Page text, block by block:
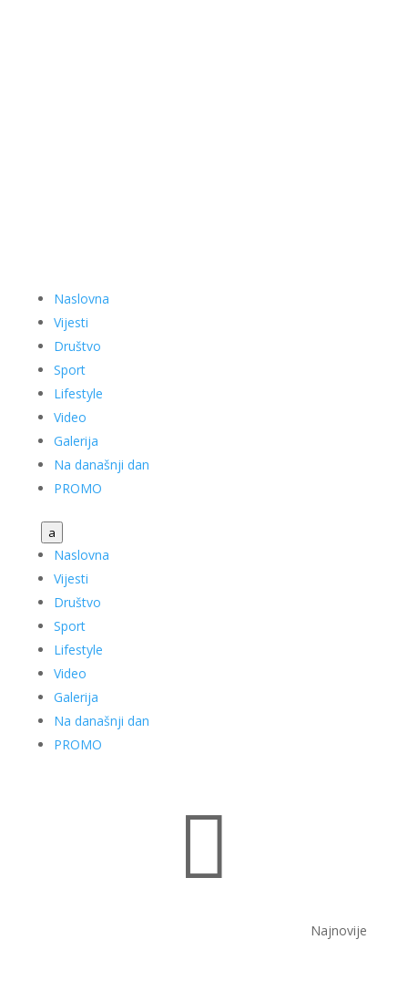
Naslovna
Vijesti
Društvo
Sport
Lifestyle
Video
Galerija
Na današnji dan
PROMO
a
Naslovna
Vijesti
Društvo
Sport
Lifestyle
Video
Galerija
Na današnji dan
PROMO

Najnovije